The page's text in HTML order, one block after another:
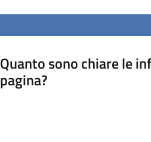
Quanto sono chiare le
pagina?